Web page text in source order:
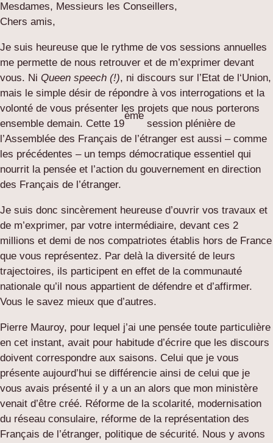
Mesdames, Messieurs les Conseillers,
Chers amis,
Je suis heureuse que le rythme de vos sessions annuelles
me permette de nous retrouver et de m’exprimer devant
vous. Ni Queen speech (!), ni discours sur l’Etat de l‘Union,
mais le simple désir de répondre à vos interrogations et la
volonté de vous présenter les projets que nous porterons
ensemble demain. Cette 19
ème
session plénière de
l’Assemblée des Français de l’étranger est aussi – comme
les précédentes – un temps démocratique essentiel qui
nourrit la pensée et l’action du gouvernement en direction
des Français de l’étranger.
Je suis donc sincèrement heureuse d’ouvrir vos travaux et
de m’exprimer, par votre intermédiaire, devant ces 2
millions et demi de nos compatriotes établis hors de France
que vous représentez. Par delà la diversité de leurs
trajectoires, ils participent en effet de la communauté
nationale qu’il nous appartient de défendre et d’affirmer.
Vous le savez mieux que d’autres.
Pierre Mauroy, pour lequel j’ai une pensée toute particulière
en cet instant, avait pour habitude d’écrire que les discours
doivent correspondre aux saisons. Celui que je vous
présente aujourd’hui se différencie ainsi de celui que je
vous avais présenté il y a un an alors que mon ministère
venait d’être créé. Réforme de la scolarité, modernisation
du réseau consulaire, réforme de la représentation des
Français de l’étranger, politique de sécurité. Nous y avons